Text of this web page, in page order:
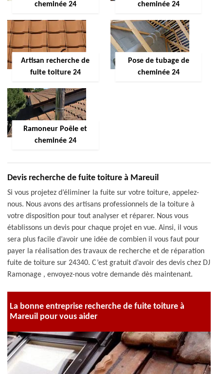
cheminée 24
cheminée 24
Artisan recherche de
fuite toiture 24
Pose de tubage de
cheminée 24
Ramoneur Poêle et
cheminée 24
Devis recherche de fuite toiture à Mareuil
Si vous projetez d’éliminer la fuite sur votre toiture, appelez-
nous. Nous avons des artisans professionnels de la toiture à
votre disposition pour tout analyser et réparer. Nous vous
établissons un devis pour chaque projet en vue. Ainsi, il vous
sera plus facile d’avoir une idée de combien il vous faut pour
payer la réalisation des travaux de recherche et de réparation
fuite de toiture sur 24340. C’est gratuit d’avoir des devis chez DJ
Ramonage , envoyez-nous votre demande dès maintenant.
La bonne entreprise recherche de fuite toiture à
Mareuil pour vous aider